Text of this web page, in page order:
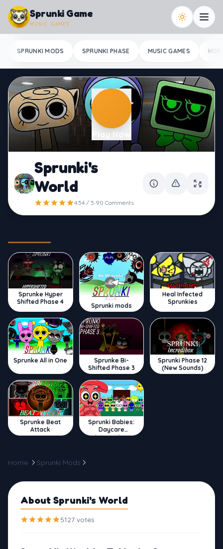
Skip to content
Sprunki Game
MUSIC GAMES
SPRUNKI MODS SPRUNKI PHASE MUSIC GAMES
Play Now
Sprunki's
World
4.54 / 5·90 Comments
Sprunke Hyper
Shifted Phase 4
Sprunki mods
Heal Infected
Sprunkies
Sprunke All in One
Sprunke Bi-
Shifted Phase 3
Sprunki Phase 12
(New Sounds)
Sprunke Beat
Attack
Sprunki Babies:
Daycare
Interactive
Home Sprunki Mods
About Sprunki's World
5127 votes